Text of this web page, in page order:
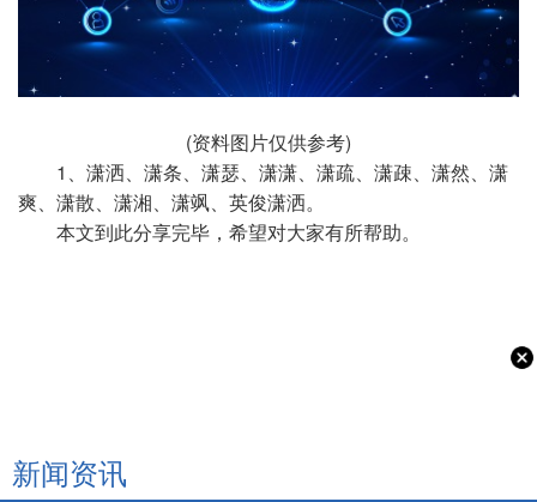
(资料图片仅供参考)
1、潇洒、潇条、潇瑟、潇潇、潇疏、潇疎、潇然、潇
爽、潇散、潇湘、潇飒、英俊潇洒。
本文到此分享完毕，希望对大家有所帮助。
新闻资讯